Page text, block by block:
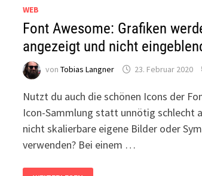
WEB
Font Awesome: Grafiken
angezeigt und nicht
vonTobias Langner 23. Februar 2020
Nutzt du auch die schönen Icons der
Icon-Sammlung statt unnötig schlecht
nicht skalierbare eigene Bilder oder
verwenden? Bei einem …